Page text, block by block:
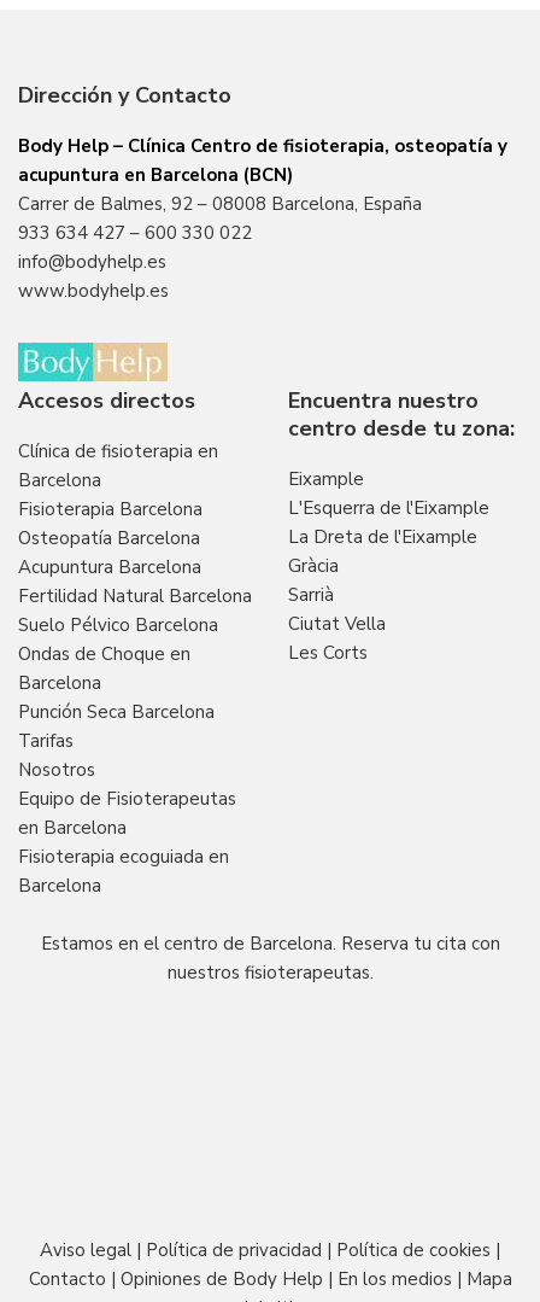
Dirección y Contacto
Body Help – Clínica Centro de fisioterapia, osteopatía y
acupuntura en Barcelona (BCN)
Carrer de Balmes, 92 – 08008 Barcelona, España
933 634 427 – 600 330 022
info@bodyhelp.es
www.bodyhelp.es
Accesos directos
Clínica de fisioterapia en
Barcelona
Fisioterapia Barcelona
Osteopatía Barcelona
Acupuntura Barcelona
Fertilidad Natural Barcelona
Suelo Pélvico Barcelona
Ondas de Choque en
Barcelona
Punción Seca Barcelona
Tarifas
Nosotros
Equipo de Fisioterapeutas
en Barcelona
Fisioterapia ecoguiada en
Barcelona
Encuentra nuestro
centro desde tu zona:
Eixample
L'Esquerra de l'Eixample
La Dreta de l'Eixample
Gràcia
Sarrià
Ciutat Vella
Les Corts
Estamos en el centro de Barcelona. Reserva tu cita con
nuestros fisioterapeutas.
Aviso legal | Política de privacidad | Política de cookies |
Contacto | Opiniones de Body Help | En los medios | Mapa